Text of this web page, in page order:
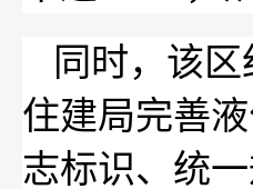
同时，该
住建局完善
志标识、统